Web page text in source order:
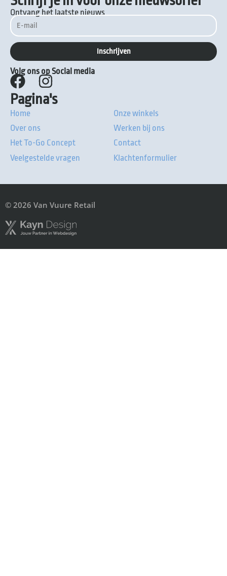
Ontvang het laatste nieuws
Volg ons op Social media
Pagina's
Home
Over ons
Het To-Go Concept
Veelgestelde vragen
Onze winkels
Werken bij ons
Contact
Klachtenformulier
© 2026 Van Vuure Retail